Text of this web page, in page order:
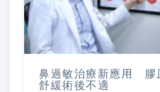
鼻過敏治療新應用 膠
舒緩術後不適